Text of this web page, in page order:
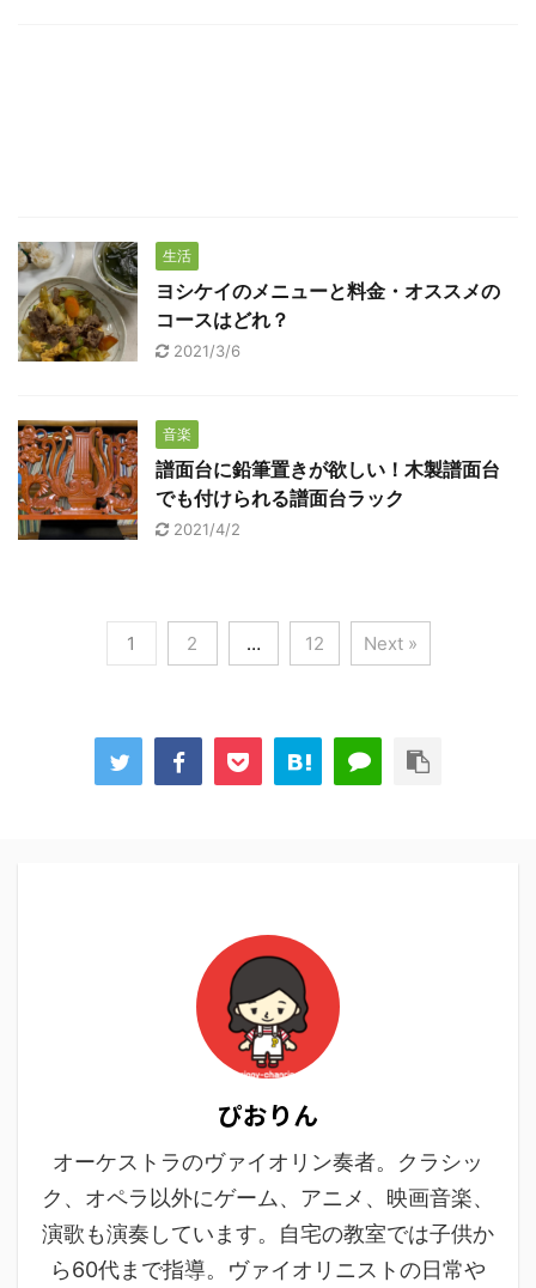
生活
ヨシケイのメニューと料金・オススメの
コースはどれ？
2021/3/6
音楽
譜面台に鉛筆置きが欲しい！木製譜面台
でも付けられる譜面台ラック
2021/4/2
1 2 … 12 Next »
ぴおりん
オーケストラのヴァイオリン奏者。クラシッ
ク、オペラ以外にゲーム、アニメ、映画音楽、
演歌も演奏しています。自宅の教室では子供か
ら60代まで指導。ヴァイオリニストの日常や